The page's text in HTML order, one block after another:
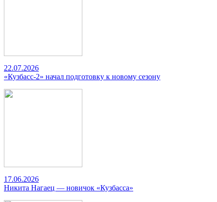
22.07.2026
«Кузбасс-2» начал подготовку к новому сезону
17.06.2026
Никита Нагаец — новичок «Кузбасса»